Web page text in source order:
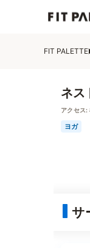
FIT PALETTE
ネス
アクセス:
ヨガ
サ